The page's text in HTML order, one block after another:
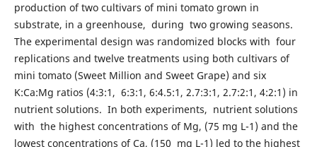
production of two cultivars of mini tomato grown in
substrate, in a greenhouse, during two growing seasons.
The experimental design was randomized blocks with four
replications and twelve treatments using both cultivars of
mini tomato (Sweet Million and Sweet Grape) and six
K:Ca:Mg ratios (4:3:1, 6:3:1, 6:4.5:1, 2.7:3:1, 2.7:2:1, 4:2:1) in
nutrient solutions. In both experiments, nutrient solutions
with the highest concentrations of Mg, (75 mg L-1) and the
lowest concentrations of Ca, (150 mg L-1) led to the highest